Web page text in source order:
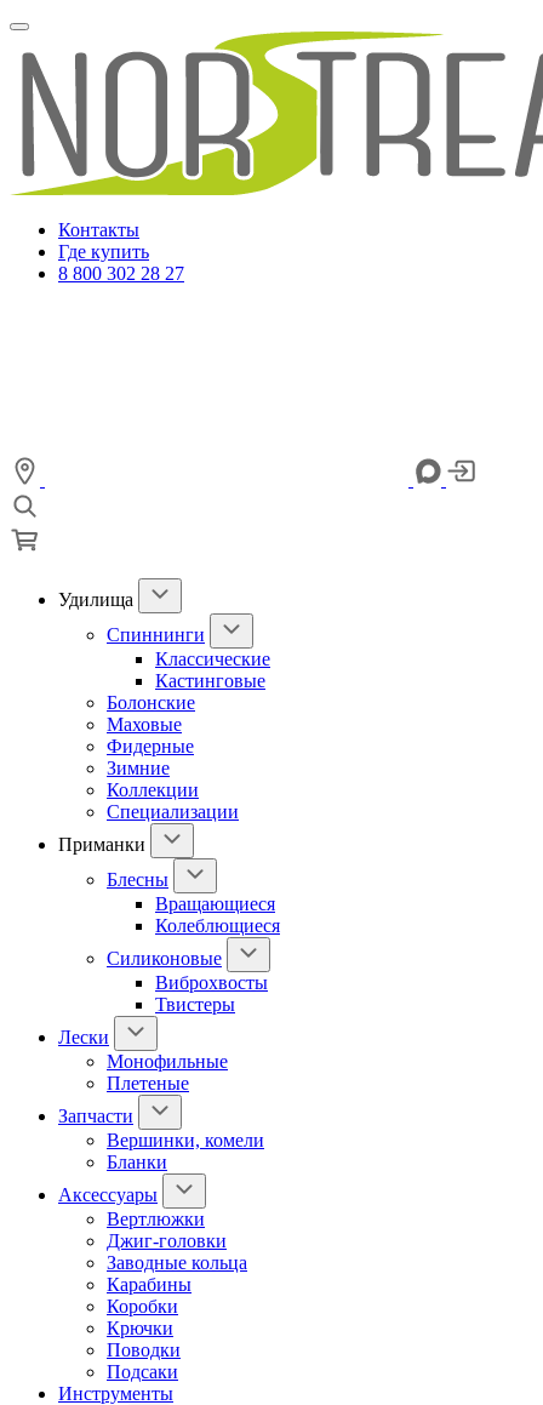
Контакты
Где купить
8 800 302 28 27
Удилища
Спиннинги
Классические
Кастинговые
Болонские
Маховые
Фидерные
Зимние
Коллекции
Специализации
Приманки
Блесны
Вращающиеся
Колеблющиеся
Силиконовые
Виброхвосты
Твистеры
Лески
Монофильные
Плетеные
Запчасти
Вершинки, комели
Бланки
Аксессуары
Вертлюжки
Джиг-головки
Заводные кольца
Карабины
Коробки
Крючки
Поводки
Подсаки
Инструменты